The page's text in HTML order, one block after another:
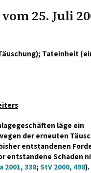
25. Juli
Tateinheit
läge ein
der erneuten
entstandenen
entstandene Schaden
2001, 338;StV 2000, 498).